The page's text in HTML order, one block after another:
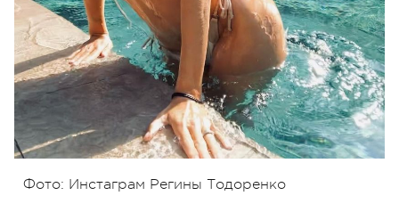
Фото: Инстаграм Регины Тодоренко